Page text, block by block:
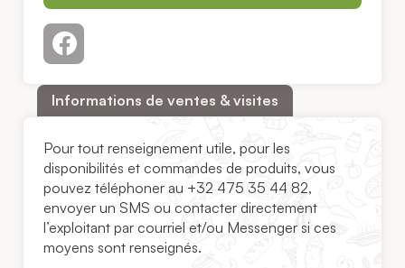
Informations de ventes & visites
Pour tout renseignement utile, pour les
disponibilités et commandes de produits, vous
pouvez téléphoner au +32 475 35 44 82,
envoyer un SMS ou contacter directement
l’exploitant par courriel et/ou Messenger si ces
moyens sont renseignés.